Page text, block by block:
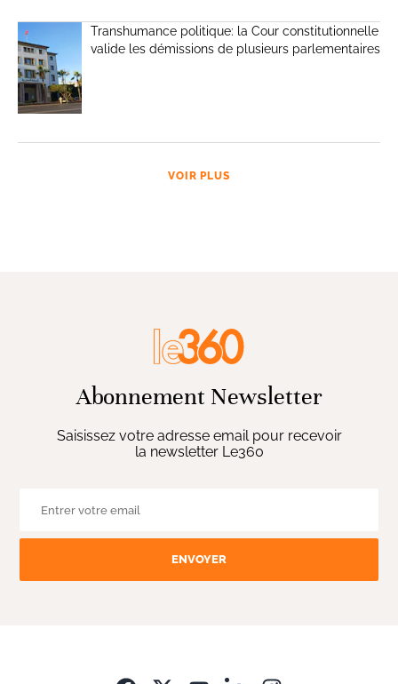
Transhumance politique: la Cour constitutionnelle
valide les démissions de plusieurs parlementaires
VOIR PLUS
Abonnement Newsletter
Saisissez votre adresse email pour recevoir
la newsletter Le360
ENVOYER